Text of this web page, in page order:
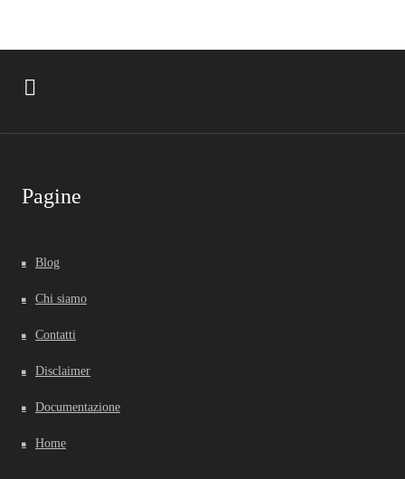
Pagine
Blog
Chi siamo
Contatti
Disclaimer
Documentazione
Home